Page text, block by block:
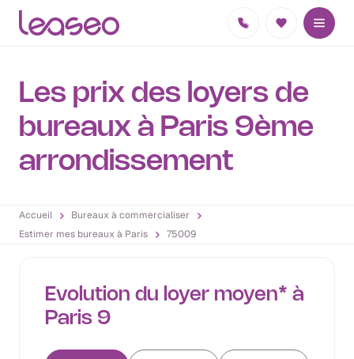
Les prix des loyers de
bureaux à Paris 9ème
arrondissement
Accueil
Bureaux à commercialiser
Estimer mes bureaux à Paris
75009
Evolution du loyer moyen* à
Paris 9